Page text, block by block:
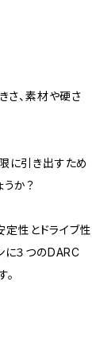
さ、素材や硬さ
に引き出すため
か？
定性とドライブ性
に３つのDARC